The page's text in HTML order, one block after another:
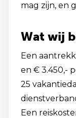
mag zijn, en
Wat wij
Een
en € 3.450,-
25
Een